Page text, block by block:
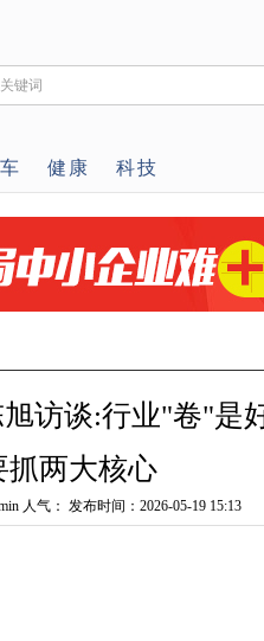
健康 科技
访谈:行业"卷"是
抓两大核心
人气： 发布时间：2026-05-19 15:13